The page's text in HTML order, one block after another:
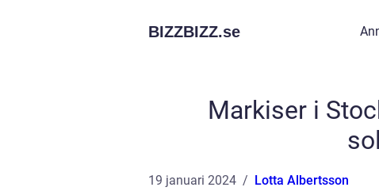
BIZZBIZZ.se
Markiser i
19 januari 2024 Lotta Albertsson